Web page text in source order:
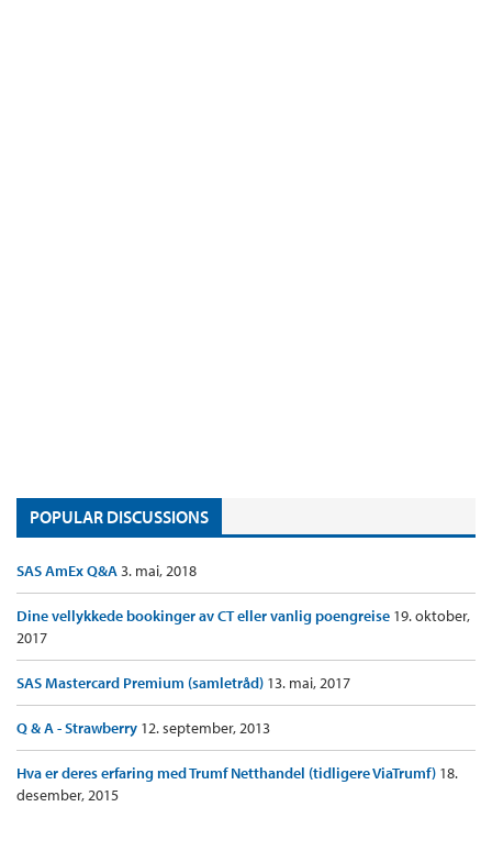
POPULAR DISCUSSIONS
SAS AmEx Q&A3. mai, 2018
Dine vellykkede bookinger av CT eller vanlig poengreise 19. oktober,
2017
SAS Mastercard Premium (samletråd) 13. mai, 2017
Q & A - Strawberry 12. september, 2013
Hva er deres erfaring med Trumf Netthandel (tidligere ViaTrumf) 18.
desember, 2015